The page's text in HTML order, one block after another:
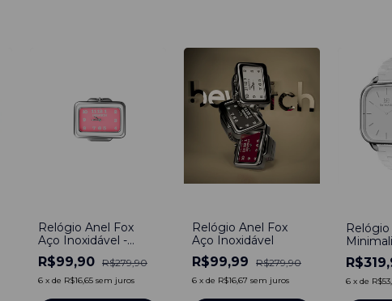
Relógio Anel Fox
Aço Inoxidável -
Rosa
R$99,90 R$279,90
6 x de R$16,65 sem juros
Relógio Anel Fox
Aço Inoxidável
R$99,99 R$279,90
6 x de R$16,67 sem juros
Branco
6 x de